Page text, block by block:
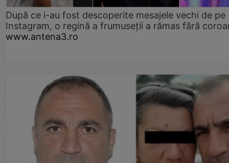
După ce i-au fost descoperite mesajele vechi de pe
Instagram, o regină a frumuseții a rămas fără
www.antena3.ro